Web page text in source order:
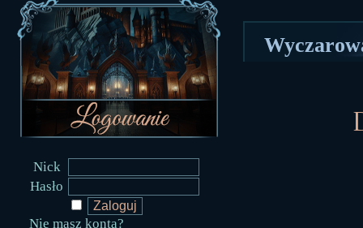
Nick
Hasło
Nie masz konta?